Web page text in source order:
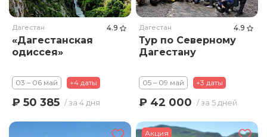
Дагестан 4.9
«Дагестанская
одиссея»
03 – 06 май +4 даты
₽ 50 385 / за 4 дня
Дагестан 4.9
Тур по Северному
Дагестану
05 – 09 май +3 даты
₽ 42 000 / за 5 дней
Акция